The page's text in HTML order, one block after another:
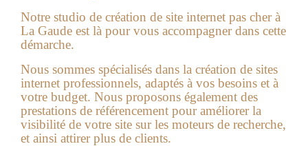
Notre studio de création de site internet pas cher à
La Gaude est là pour vous accompagner dans cette
démarche.
Nous sommes spécialisés dans la création de sites
internet professionnels, adaptés à vos besoins et à
votre budget. Nous proposons également des
prestations de référencement pour améliorer la
visibilité de votre site sur les moteurs de recherche,
et ainsi attirer plus de clients.